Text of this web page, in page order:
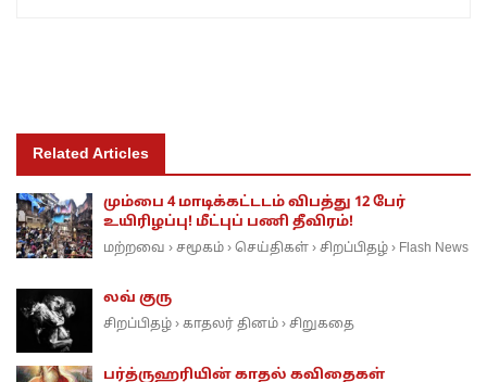
Related Articles
மும்பை 4 மாடிக்கட்டடம் விபத்து 12 பேர்
உயிரிழப்பு! மீட்புப் பணி தீவிரம்!
மற்றவை › சமூகம் › செய்திகள் › சிறப்பிதழ் › Flash News
லவ் குரு
சிறப்பிதழ் › காதலர் தினம் › சிறுகதை
பர்த்ருஹரியின் காதல் கவிதைகள்